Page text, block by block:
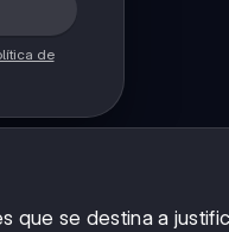
de
que se destina a